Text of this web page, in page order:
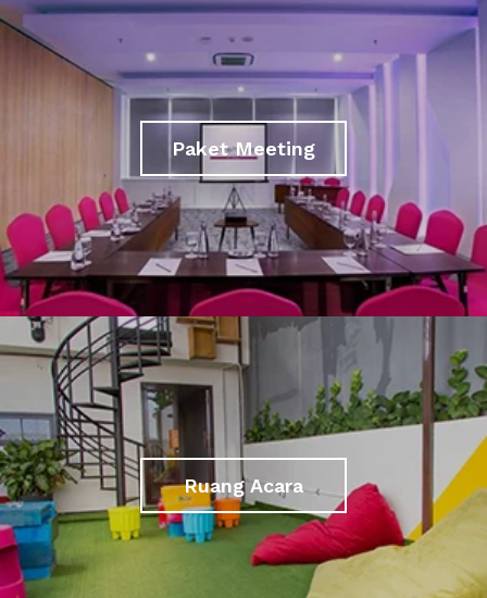
Paket Meeting
Ruang Acara